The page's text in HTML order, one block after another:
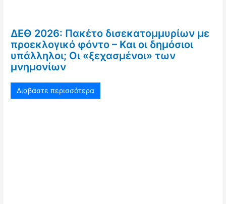
ΔΕΘ 2026: Πακέτο δισεκατομμυρίων με
προεκλογικό φόντο – Και οι δημόσιοι
υπάλληλοι; Οι «ξεχασμένοι» των
μνημονίων
Διαβάστε περισσότερα